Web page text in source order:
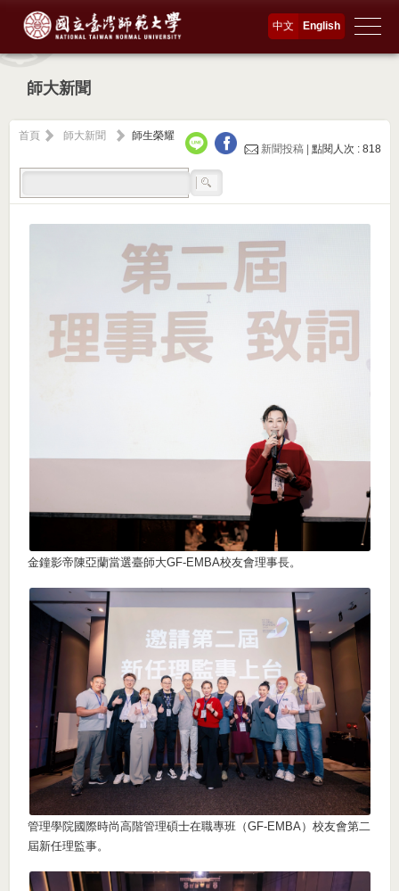
English
中文
師大新聞
首頁 師大新聞
師生榮耀
新聞投稿 |點閱人次 : 818
金鐘影帝陳亞蘭當選臺師大GF-EMBA校友會理事長。
管理學院國際時尚高階管理碩士在職專班（GF-EMBA）校友會第二
屆新任理監事。